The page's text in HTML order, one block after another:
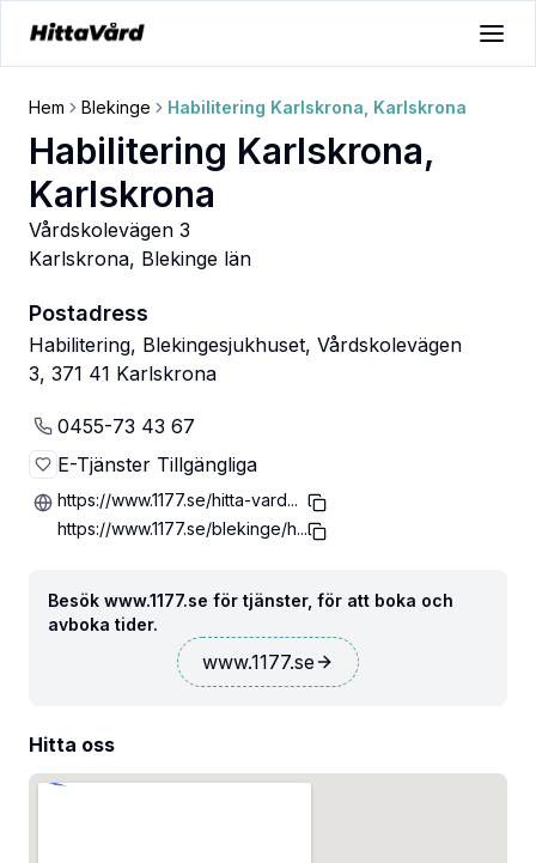
Hem Blekinge Habilitering Karlskrona, Karlskrona
Habilitering Karlskrona,
Karlskrona
Vårdskolevägen 3
Karlskrona, Blekinge län
Postadress
Habilitering, Blekingesjukhuset, Vårdskolevägen
3, 371 41 Karlskrona
0455-73 43 67
E-Tjänster Tillgängliga
https://www.1177.se/hitta-vard...
https://www.1177.se/blekinge/h...
Besök www.1177.se för tjänster, för att boka och
avboka tider.
www.1177.se
Hitta oss